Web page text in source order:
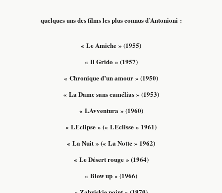
quelques uns des films les plus connus d’Antonioni :
« Le Amiche » (1955)
« Il Grido » (1957)
« Chronique d’un amour » (1950)
« La Dame sans camélias » (1953)
« LAvventura » (1960)
« LEclipse » (« LEclisse » 1961)
« La Nuit » (« La Notte » 1962)
« Le Désert rouge » (1964)
« Blow up » (1966)